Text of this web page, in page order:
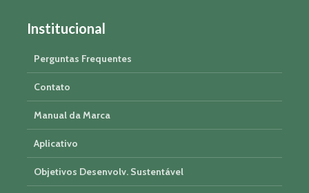
Institucional
Perguntas Frequentes
Contato
Manual da Marca
Aplicativo
Objetivos Desenvolv. Sustentável